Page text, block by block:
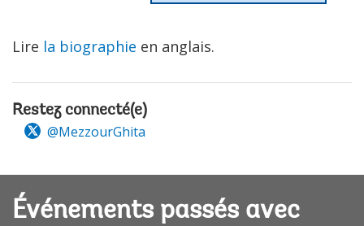
Lire la biographie en anglais.
Restez connecté(e)
@MezzourGhita
Événements passés avec